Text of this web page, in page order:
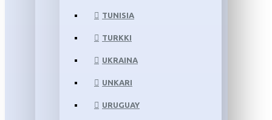
TUNISIA
TURKKI
UKRAINA
UNKARI
URUGUAY